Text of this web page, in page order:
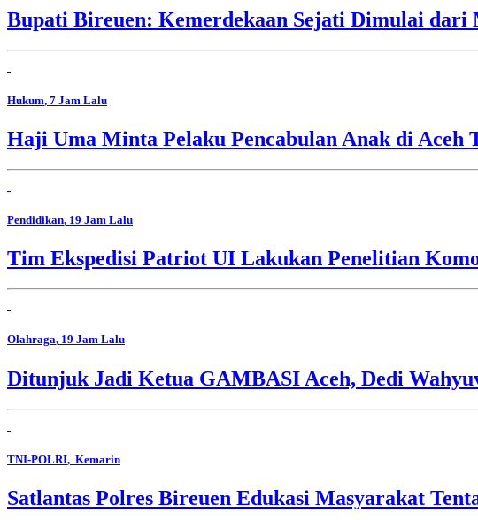
Bupati Bireuen: Kemerdekaan Sejati Dimulai dari
Hukum, 7 Jam Lalu
Haji Uma Minta Pelaku Pencabulan Anak di Aceh
Pendidikan, 19 Jam Lalu
Tim Ekspedisi Patriot UI Lakukan Penelitian
Olahraga, 19 Jam Lalu
Ditunjuk Jadi Ketua GAMBASI Aceh, Dedi
TNI-POLRI, Kemarin
Satlantas Polres Bireuen Edukasi Masyarakat